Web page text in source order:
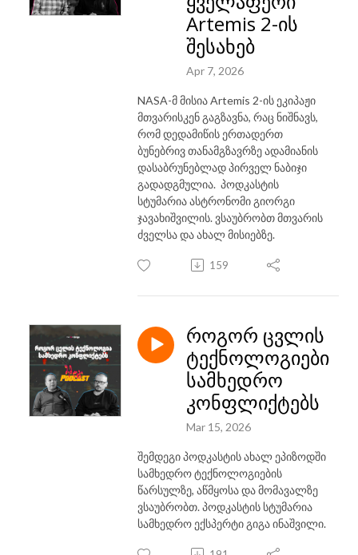
Artemis 2-ის
შესახებ
Apr 7, 2026
NASA-მ მისია Artemis 2-ის ეკიპაჟი
მთვარისკენ გაგზავნა, რაც ნიშნავს,
რომ დედამიწის ერთადერთ
ბუნებრივ თანამგზავრზე ადამიანის
დასაბრუნებლად პირველ ნაბიჯი
გადადგმულია. პოდკასტის
სტუმარია ასტრონომი გიორგი
ჯავახიშვილის. ვსაუბრობთ მთვარის
ძველსა და ახალ მისიებზე.
159
როგორ ცვლის
ტექნოლოგიები
სამხედრო
კონფლიქტებს
Mar 15, 2026
შემდეგი პოდკასტის ახალ ეპიზოდში
სამხედრო ტექნოლოგიების
წარსულზე, აწმყოსა და მომავალზე
ვსაუბრობთ. პოდკასტის სტუმარია
სამხედრო ექსპერტი გიგა ინაშვილი.